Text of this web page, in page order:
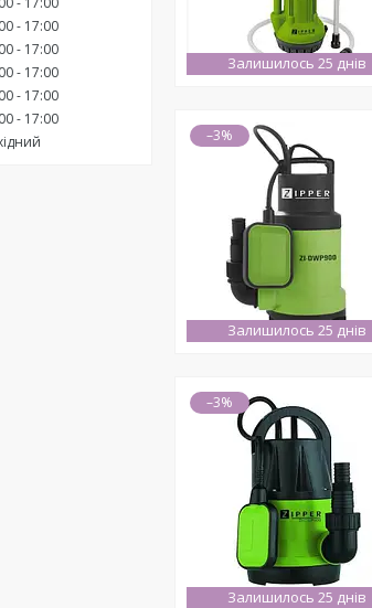
17:00
17:00
17:00
17:00
17:00
Залишилось 25 днів
–3%
Залишилось 25 днів
–3%
Залишилось 25 днів